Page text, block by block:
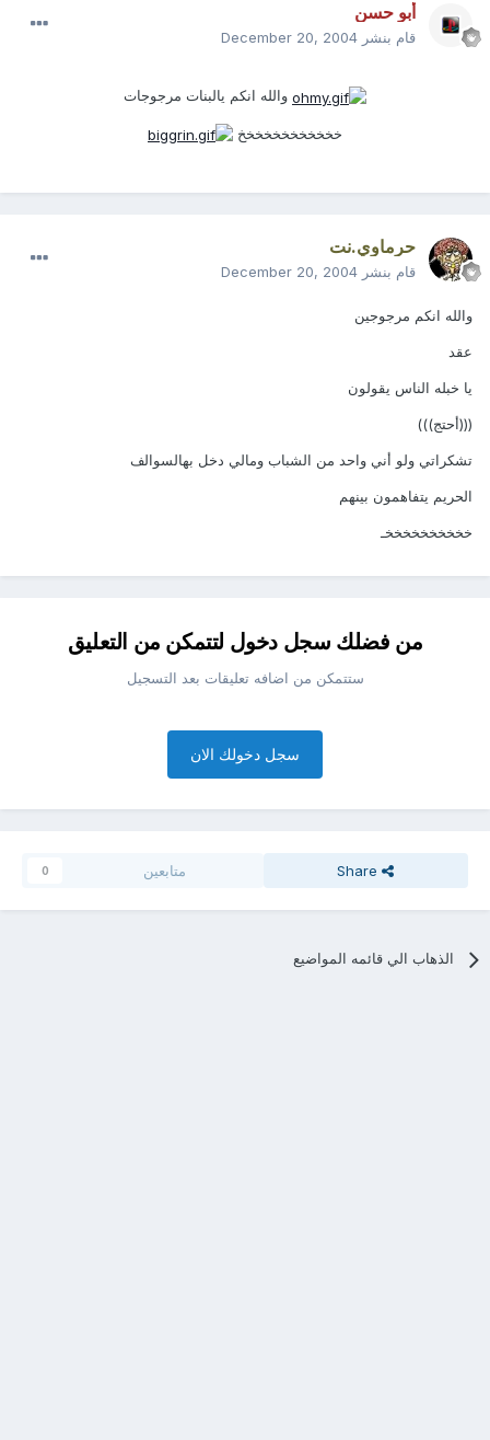
أبو حسن
قام بنشر December 20, 2004
والله انكم يالبنات مرجوجات
خخخخخخخخخخخخ
حرماوي.نت
قام بنشر December 20, 2004
والله انكم مرجوجين
عقد
يا خبله الناس يقولون
(((أحتج)))
تشكراتي ولو أني واحد من الشباب ومالي دخل بهالسوالف
الحريم يتفاهمون بينهم
خخخخخخخخخخـ
من فضلك سجل دخول لتتمكن من التعليق
ستتمكن من اضافه تعليقات بعد التسجيل
سجل دخولك الان
Share متابعين 0
الذهاب الي قائمه المواضيع